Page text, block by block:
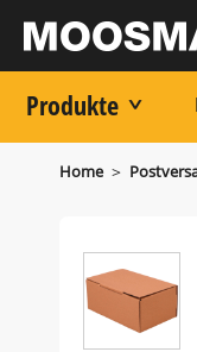
Produkte
Home >